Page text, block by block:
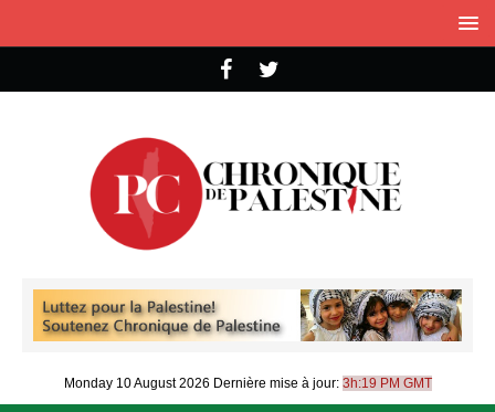
Monday 10 August 2026 Dernière mise à jour: 3h:19 PM GMT